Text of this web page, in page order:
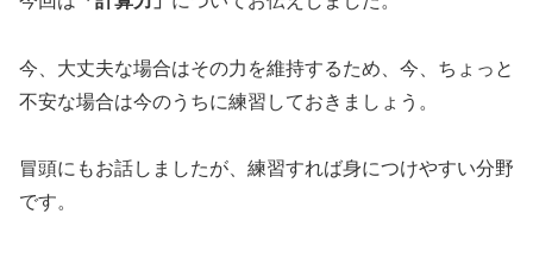
今、大丈夫な場合はその力を維持するため、今、ちょっと
不安な場合は今のうちに練習しておきましょう。
冒頭にもお話しましたが、練習すれば身につけやすい分野
です。